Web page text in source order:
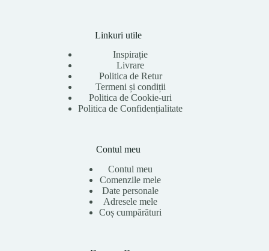
Linkuri utile
Inspirație
Livrare
Politica de Retur
Termeni și condiții
Politica de Cookie-uri
Politica de Confidențialitate
Contul meu
Contul meu
Comenzile mele
Date personale
Adresele mele
Coș cumpărături